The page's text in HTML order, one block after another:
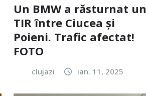
Un BMW a răsturnat un
TIR între Ciucea și
Poieni. Trafic afectat!
FOTO
clujazi ian. 11, 2025